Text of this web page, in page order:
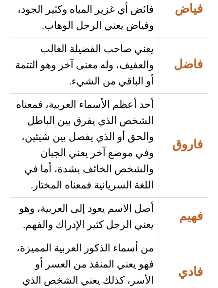
فياض
فائض أي غزير المياه وكثير الجود،
وفياض يعني الرجل الوهاب.
فاضل
يعني صاحب الفضيلة الغالب
والعفيف، وله معنى آخر وهو التتمة
أو الباقي من الشيء.
فاروق
أحد أعظم الأسماء العربية، فمعناه
الشخص الذي يفرق بين الباطل
والحق أو الذي يفصل بين شيئين،
وفي موضع آخر يعني الجبان
والشخص الخائف بشدة، أما في
اللغة السريانية فمعناه المختار.
فهيم
أصل الاسم يعود إلى العربية، وهو
يعني الرجل كثير الإدراك والفهم.
فادي
من أسماء الذكور العربية المميزة،
فهو يعني المنقذ من العسر أو
الأسر، كذلك يعني الشخص الذي